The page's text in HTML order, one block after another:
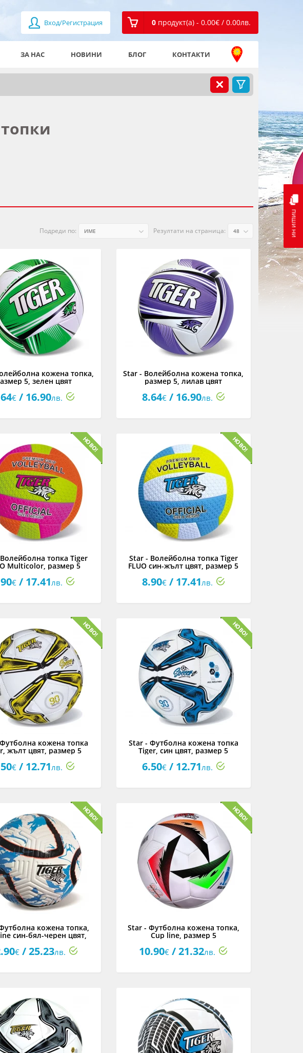
Вход/Регистрация 0 продукт(а) - 0.00€ / 0.00лв.
пиши ни
ЗА НАС НОВИНИ БЛОГ КОНТАКТИ
Подреди по: Резултати на страница:
кожена топка,
5, зелен цвят
€ / 16.90лв.
Star - Волейболна кожена топка,
размер 5, лилав цвят
8.64€/ 16.90лв.
топка Tiger
Multicolor, размер 5
€ / 17.41лв.
Star - Волейболна топка Tiger
FLUO син-жълт цвят, размер 5
8.90€/ 17.41лв.
кожена топка
жълт цвят, размер 5
€ / 12.71лв.
Star - Футболна кожена топка
Tiger, син цвят, размер 5
6.50€/ 12.71лв.
кожена топка,
син-бял-черен цвят,
€/ 25.23лв.
Star - Футболна кожена топка,
Cup line, размер 5
10.90€ / 21.32лв.